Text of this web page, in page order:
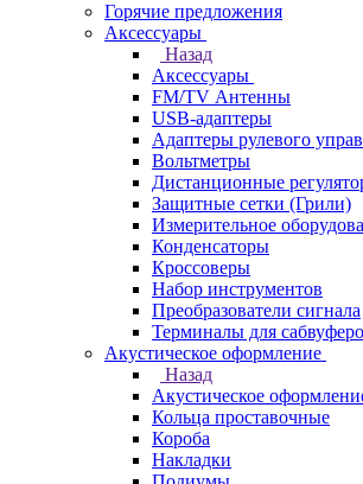
Горячие предложения
Аксессуары
Назад
Аксессуары
FM/TV Антенны
USB-адаптеры
Адаптеры рулевого
Вольтметры
Дистанционные
Защитные сетки (Грили)
Измерительное
Конденсаторы
Кроссоверы
Набор инструментов
Преобразователи сигнала
Терминалы для
Акустическое оформление
Назад
Акустическое
Кольца проставочные
Короба
Накладки